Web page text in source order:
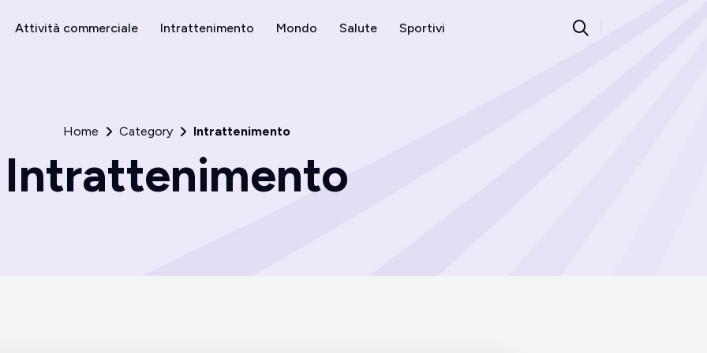
Attività commerciale Intrattenimento Mondo Salute Sportivi
Home Category Intrattenimento
Intrattenimento